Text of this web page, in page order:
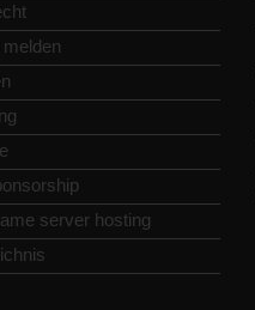
server hosting